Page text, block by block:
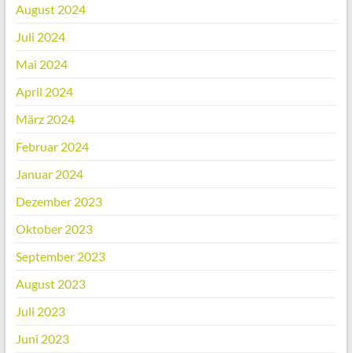
August 2024
Juli 2024
Mai 2024
April 2024
März 2024
Februar 2024
Januar 2024
Dezember 2023
Oktober 2023
September 2023
August 2023
Juli 2023
Juni 2023